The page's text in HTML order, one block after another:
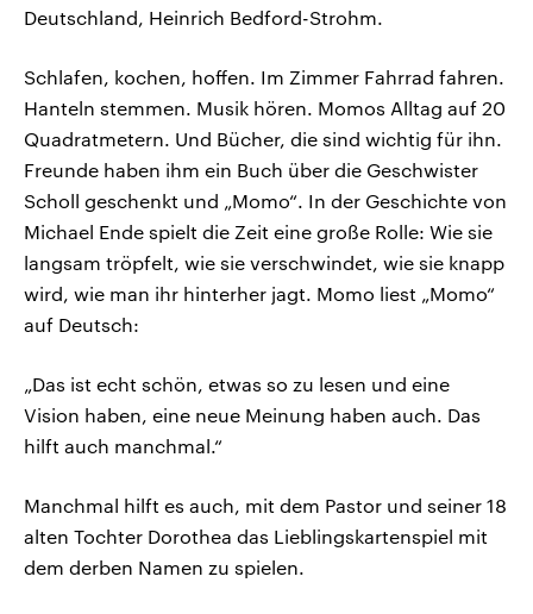
Deutschland, Heinrich Bedford-Strohm.
Schlafen, kochen, hoffen. Im Zimmer Fahrrad fahren.
Hanteln stemmen. Musik hören. Momos Alltag auf 20
Quadratmetern. Und Bücher, die sind wichtig für ihn.
Freunde haben ihm ein Buch über die Geschwister
Scholl geschenkt und „Momo“. In der Geschichte von
Michael Ende spielt die Zeit eine große Rolle: Wie sie
langsam tröpfelt, wie sie verschwindet, wie sie knapp
wird, wie man ihr hinterher jagt. Momo liest „Momo“
auf Deutsch:
„Das ist echt schön, etwas so zu lesen und eine
Vision haben, eine neue Meinung haben auch. Das
hilft auch manchmal.“
Manchmal hilft es auch, mit dem Pastor und seiner 18
alten Tochter Dorothea das Lieblingskartenspiel mit
dem derben Namen zu spielen.